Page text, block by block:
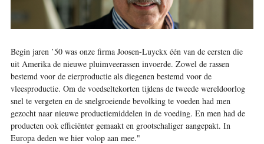
Begin jaren ’50 was onze firma Joosen-Luyckx één van de eersten die
uit Amerika de nieuwe pluimveerassen invoerde. Zowel de rassen
bestemd voor de eierproductie als diegenen bestemd voor de
vleesproduc­tie. Om de voedseltekorten tijdens de tweede wereldoorlog
snel te vergeten en de snelgroeiende bevolking te voeden had men
gezocht naar nieuwe productiemiddelen in de voeding. En men had de
producten ook efficiënter gemaakt en grootschaliger aangepakt. In
Europa deden we hier volop aan mee."